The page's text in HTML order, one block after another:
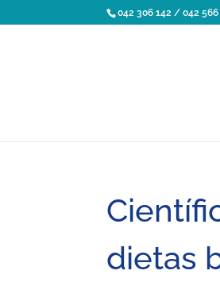
042 306 142 / 042 566
dietas